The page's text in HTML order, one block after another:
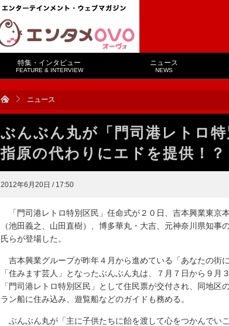
特集・インタビュー
FEATURE & INTERVIEW
ニュース
NEWS
ニュース
ぶんぶん丸が「門司港レトロ
指原の代わりにエドを提供！？
2012年6月20日 / 17:50
「門司港レトロ特別区民」任命式が２０日、吉本興業東京
（池田義之、山田直樹）、博多華丸・大吉、元神奈川県知事
氏らが登場した。
吉本興業グループが昨年４月から進めている「あなたの街
「住みます芸人」となったぶんぶん丸は、７月７日から９月
「門司港レトロ特別区民」として住民票が交付され、同地区
ラン船に住み込み、遊覧船などのガイドも務める。
ぶんぶん丸が「主に子供たちに飴を渡して心をつかんでい